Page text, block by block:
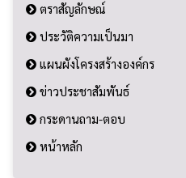
ตราสัญลักษณ์
ประวัติความเป็นมา
แผนผังโครงสร้างองค์กร
ข่าวประชาสัมพันธ์
กระดานถาม-ตอบ
หน้าหลัก